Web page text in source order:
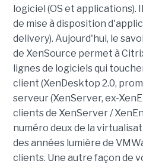
logiciel (OS et applications).
de mise à disposition
delivery). Aujourd'hui, le
de XenSource permet à
lignes de logiciels qui
client (XenDesktop 2.0,
serveur (XenServer, ex-
clients de XenServer /
numéro deux de la
des années lumière de
clients. Une autre façon de